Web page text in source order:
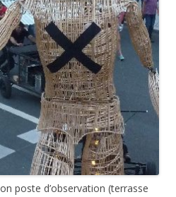
poste d’observation (terrasse